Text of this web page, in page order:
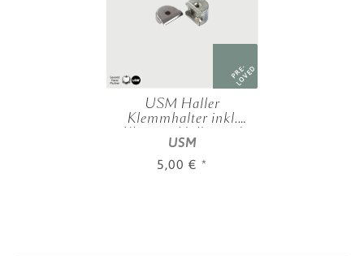
PRE-
LOVED
USM Haller
Klemmhalter inkl.
Klemme Halbmond
USM
5,00 € *